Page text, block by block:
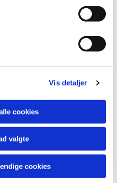
Vis detaljer
cookies
valgte
cookies